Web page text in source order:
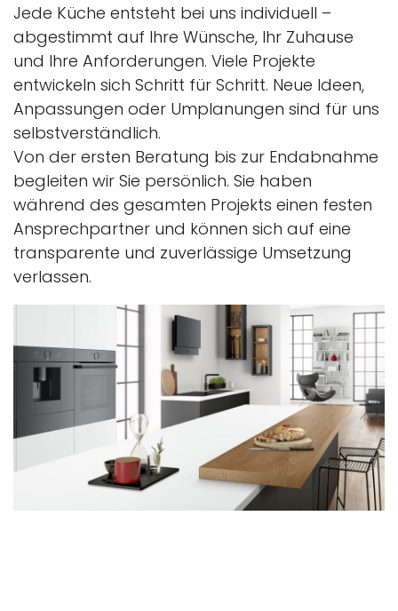
Jede Küche entsteht bei uns individuell –
abgestimmt auf Ihre Wünsche, Ihr Zuhause
und Ihre Anforderungen. Viele Projekte
entwickeln sich Schritt für Schritt. Neue Ideen,
Anpassungen oder Umplanungen sind für uns
selbstverständlich.
Von der ersten Beratung bis zur Endabnahme
begleiten wir Sie persönlich. Sie haben
während des gesamten Projekts einen festen
Ansprechpartner und können sich auf eine
transparente und zuverlässige Umsetzung
verlassen.